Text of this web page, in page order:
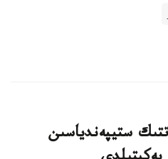
ستيپەندياسىن